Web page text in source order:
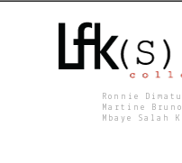
Ronnie
Martine
Mbaye